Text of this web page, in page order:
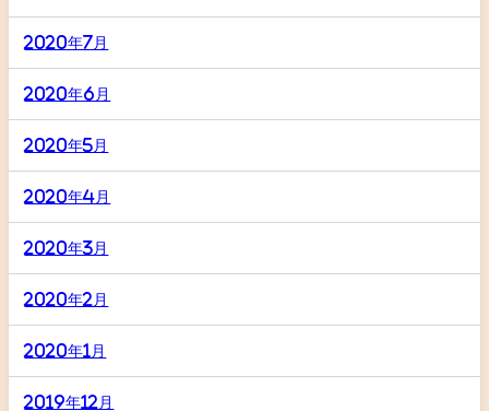
2020年7月
2020年6月
2020年5月
2020年4月
2020年3月
2020年2月
2020年1月
2019年12月